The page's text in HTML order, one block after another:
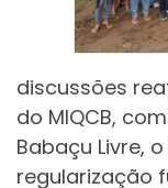
discussões
do MIQCB,
Babaçu Livre,
regularização